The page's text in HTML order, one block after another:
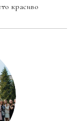
красиво